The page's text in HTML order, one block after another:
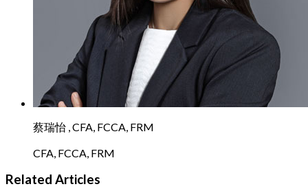
蔡瑞怡 , CFA, FCCA, FRM
CFA, FCCA, FRM
Related Articles